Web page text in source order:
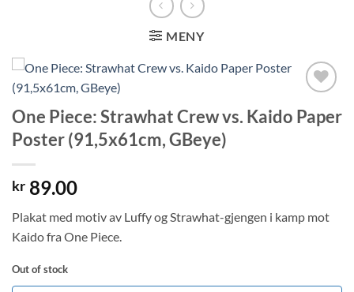
MENY
Legg til i
ønskeliste
One Piece: Strawhat Crew vs. Kaido Paper
Poster (91,5x61cm, GBeye)
kr 89.00
Plakat med motiv av Luffy og Strawhat-gjengen i kamp mot
Kaido fra One Piece.
Out of stock